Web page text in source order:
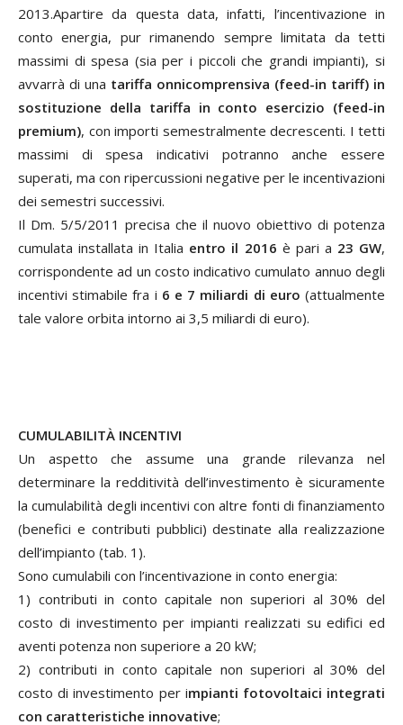
2013.Apartire da questa data, infatti, l’incentivazione in
conto energia, pur rimanendo sempre limitata da tetti
massimi di spesa (sia per i piccoli che grandi impianti), si
avvarrà di una tariffa onnicomprensiva (feed-in tariff) in
sostituzione della tariffa in conto esercizio (feed-in
premium), con importi semestralmente decrescenti. I tetti
massimi di spesa indicativi potranno anche essere
superati, ma con ripercussioni negative per le incentivazioni
dei semestri successivi.
Il Dm. 5/5/2011 precisa che il nuovo obiettivo di potenza
cumulata installata in Italia entro il 2016 è pari a 23 GW,
corrispondente ad un costo indicativo cumulato annuo degli
incentivi stimabile fra i 6 e 7 miliardi di euro (attualmente
tale valore orbita intorno ai 3,5 miliardi di euro).
CUMULABILITÀ INCENTIVI
Un aspetto che assume una grande rilevanza nel
determinare la redditività dell’investimento è sicuramente
la cumulabilità degli incentivi con altre fonti di finanziamento
(benefici e contributi pubblici) destinate alla realizzazione
dell’impianto (tab. 1).
Sono cumulabili con l’incentivazione in conto energia:
1) contributi in conto capitale non superiori al 30% del
costo di investimento per impianti realizzati su edifici ed
aventi potenza non superiore a 20 kW;
2) contributi in conto capitale non superiori al 30% del
costo di investimento per impianti fotovoltaici integrati
con caratteristiche innovative;